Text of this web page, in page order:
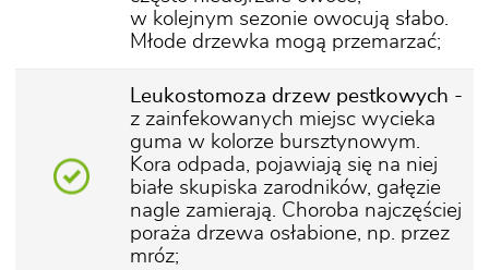
w kolejnym sezonie owocują słabo.
Młode drzewka mogą przemarzać;
Leukostomoza drzew pestkowych -
z zainfekowanych miejsc wycieka
guma w kolorze bursztynowym.
Kora odpada, pojawiają się na niej
białe skupiska zarodników, gałęzie
nagle zamierają. Choroba najczęściej
poraża drzewa osłabione, np. przez
mróz;